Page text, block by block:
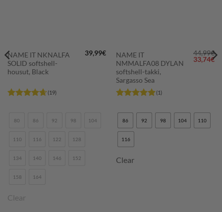
NAME IT NKNALFA
SOLID softshell-
housut, Black
4.63
/ 5
(19)
39,99€
80 86 92 98 104
110 116 122 128
134 140 146 152
158 164
Clear
NAME IT
NMMALFA08 DYLAN
softshell-takki,
Sargasso Sea
tuotteesta:5
/ 5
(1)
44,99€
hinta
33,74€
86 92 98 104 110
116
Clear